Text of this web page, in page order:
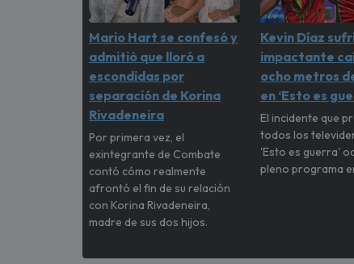
Mario Hart se confesó y
admitió que lloró a
escondidas por
separación de Korina
Rivadeneira
Por primera vez, el
exintegrante de Combate
contó cómo realmente
afrontó el fin de su relación
con Korina Rivadeneira,
madre de sus dos hijos.
Kevin Díaz
impactante
ocho metros
en ‘Esto es
El incidente que
todos los
'Esto es guerra'
pleno programa